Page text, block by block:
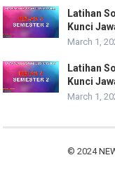
Latihan
Kunci
March 1,
Latihan
Kunci
March 1,
© 2024